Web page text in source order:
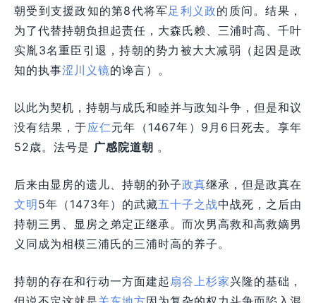
朝受到支援政知的第8代将军足利义政的质问。结果，
为了代替持朝负担起责任，大森氏赖、三浦时高、千叶
实胤3名重臣引退，持朝的势力被大大减弱（起因是政
知的执事涩川义镜的谗言）。
以此为契机，持朝与成氏和睦并与政知斗争，但是和议
没有结果，于应仁元年（1467年）9月6日死去。享年
52歳。法号是 广感院道朝 。
后来由显房的遗儿、持朝的孙子政真继承，但是政真在
文明5年（1473年）的武藏五十子之战中战死，之后由
持朝三男、显房之弟定正继承。而次男高救和高救嫡男
义同成为相模三浦氏的三浦时高的养子。
持朝的存在和行动一方面建起扇谷上杉家兴隆的基础，